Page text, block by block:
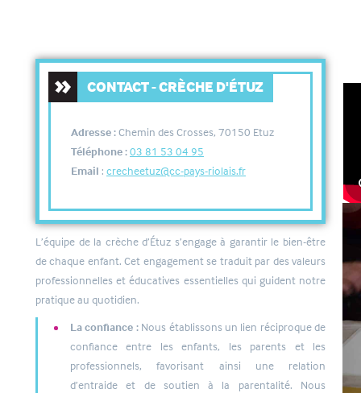
CONTACT - CRÈCHE D'ÉTUZ
Adresse :Chemin des Crosses, 70150 Etuz
Téléphone :03 81 53 04 95
Email : crecheetuz@cc-pays-riolais.fr
L’équipe de la crèche d’Étuz s’engage à garantir le bien-être
de chaque enfant. Cet engagement se traduit par des valeurs
professionnelles et éducatives essentielles qui guident notre
pratique au quotidien.
La confiance :Nous établissons un lien réciproque de
confiance entre les enfants, les parents et les
professionnels, favorisant ainsi une relation
d’entraide et de soutien à la parentalité. Nous